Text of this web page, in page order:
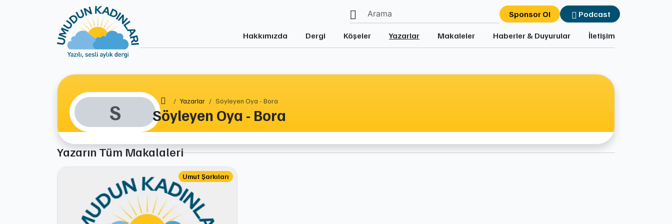
Sponsor Ol Podcast
Hakkımızda Dergi Köşeler Yazarlar Makaleler Haberler & Duyurular İletişim
S Ana SayfaYazarlar Söyleyen Oya - Bora
Söyleyen Oya - Bora
Yazarın Tüm Makalaleri
Umut Şarkıları